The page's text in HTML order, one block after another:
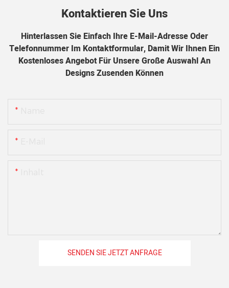
Kontaktieren Sie Uns
Hinterlassen Sie Einfach Ihre E-Mail-Adresse Oder
Telefonnummer Im Kontaktformular, Damit Wir Ihnen Ein
Kostenloses Angebot Für Unsere Große Auswahl An
Designs Zusenden Können
SENDEN SIE JETZT ANFRAGE